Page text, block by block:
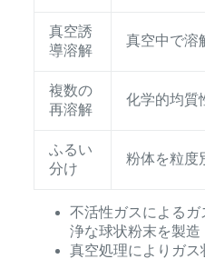
真空誘
導溶解
真空中で溶
複数の
再溶解
化学的均質
ふるい
分け
粉体を粒度
不活性ガスによる
浄な球状粉末を製造
真空処理によりガ